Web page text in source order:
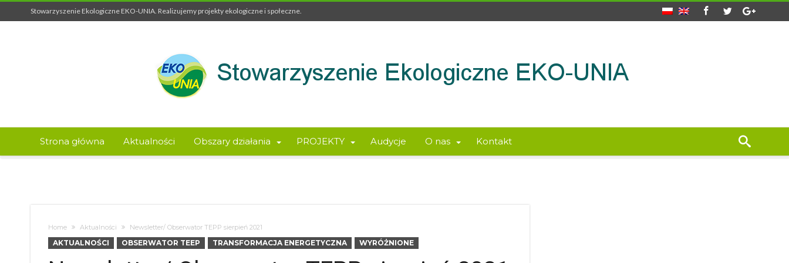
Stowarzyszenie Ekologiczne EKO-UNIA. Realizujemy projekty ekologiczne i społeczne.
Strona główna Aktualności Obszary działania PROJEKTY Audycje O nas Kontakt
Home Aktualności Newsletter/ Obserwator TEPP sierpień 2021
AKTUALNOŚCI OBSERWATOR TEEP TRANSFORMACJA ENERGETYCZNA WYRÓŻNIONE